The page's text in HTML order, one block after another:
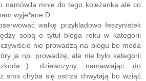
namówiła mnie do tego koleżanka ale co
wyje*ane:D
walkę przykladowo feszynistek
sobą o tytuł bloga roku w kategorii
nie prowadzą na blogu bo moda
ja np. prowadzę, ale nie było kategorii
dziewczyny namawiając do
sms chyba się ostrza chwytają bo wziąć